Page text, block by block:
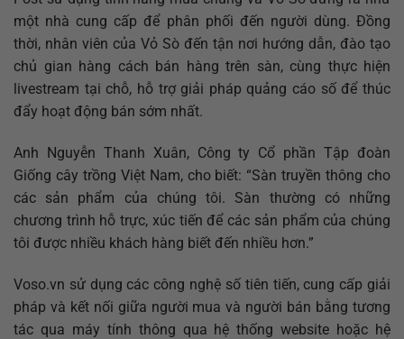
một nhà cung cấp để phân phối đến người dùng. Đồng
thời, nhân viên của Vỏ Sò đến tận nơi hướng dẫn, đào tạo
chủ gian hàng cách bán hàng trên sàn, cùng thực hiện
livestream tại chỗ, hỗ trợ giải pháp quảng cáo số để thúc
đẩy hoạt động bán sớm nhất.
Anh Nguyễn Thanh Xuân, Công ty Cổ phần Tập đoàn
Giống cây trồng Việt Nam, cho biết: “Sàn truyền thông cho
các sản phẩm của chúng tôi. Sàn thường có những
chương trình hỗ trực, xúc tiến để các sản phẩm của chúng
tôi được nhiều khách hàng biết đến nhiều hơn.”
Voso.vn sử dụng các công nghệ số tiên tiến, cung cấp giải
pháp và kết nối giữa người mua và người bán bằng tương
tác qua máy tính thông qua hệ thống website hoặc hệ